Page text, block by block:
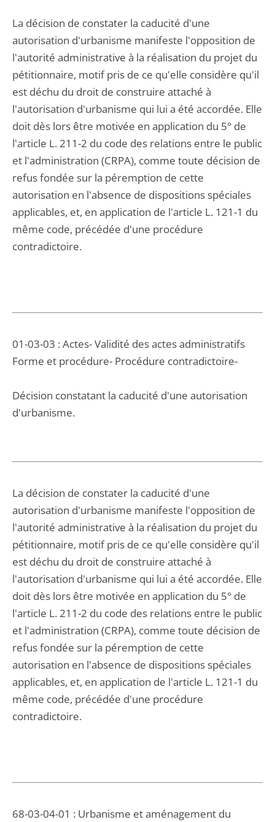
La décision de constater la caducité d'une
autorisation d'urbanisme manifeste l'opposition de
l'autorité administrative à la réalisation du projet du
pétitionnaire, motif pris de ce qu'elle considère qu'il
est déchu du droit de construire attaché à
l'autorisation d'urbanisme qui lui a été accordée. Elle
doit dès lors être motivée en application du 5° de
l'article L. 211-2 du code des relations entre le public
et l'administration (CRPA), comme toute décision de
refus fondée sur la péremption de cette
autorisation en l'absence de dispositions spéciales
applicables, et, en application de l'article L. 121-1 du
même code, précédée d'une procédure
contradictoire.
01-03-03 : Actes- Validité des actes administratifs
Forme et procédure- Procédure contradictoire-
Décision constatant la caducité d'une autorisation
d'urbanisme.
La décision de constater la caducité d'une
autorisation d'urbanisme manifeste l'opposition de
l'autorité administrative à la réalisation du projet du
pétitionnaire, motif pris de ce qu'elle considère qu'il
est déchu du droit de construire attaché à
l'autorisation d'urbanisme qui lui a été accordée. Elle
doit dès lors être motivée en application du 5° de
l'article L. 211-2 du code des relations entre le public
et l'administration (CRPA), comme toute décision de
refus fondée sur la péremption de cette
autorisation en l'absence de dispositions spéciales
applicables, et, en application de l'article L. 121-1 du
même code, précédée d'une procédure
contradictoire.
68-03-04-01 : Urbanisme et aménagement du